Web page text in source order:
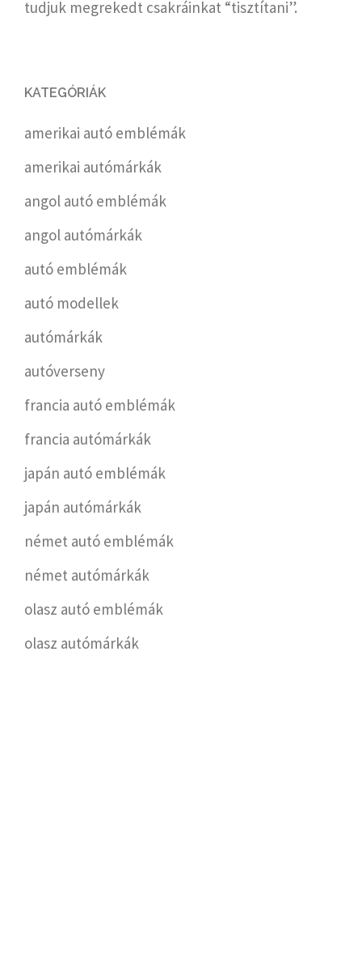
tudjuk megrekedt csakráinkat “tisztítani”.
KATEGÓRIÁK
amerikai autó emblémák
amerikai autómárkák
angol autó emblémák
angol autómárkák
autó emblémák
autó modellek
autómárkák
autóverseny
francia autó emblémák
francia autómárkák
japán autó emblémák
japán autómárkák
német autó emblémák
német autómárkák
olasz autó emblémák
olasz autómárkák